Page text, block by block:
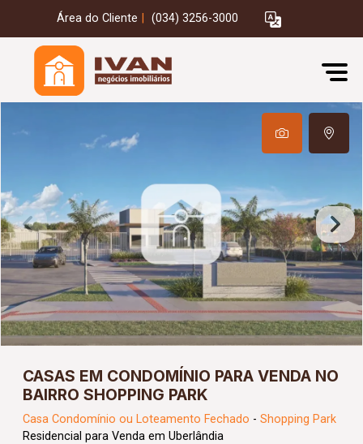
Área do Cliente (034) 3256-3000
CASAS EM CONDOMÍNIO PARA VENDA NO
BAIRRO SHOPPING PARK
Casa Condomínio ou Loteamento Fechado - Shopping Park
Residencial para Venda em Uberlândia